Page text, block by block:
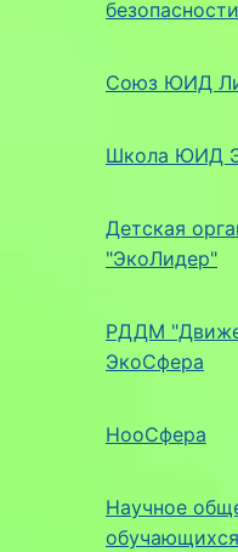
безопасности
Союз ЮИД
Школа ЮИД
Детская
"ЭкоЛидер"
РДДМ
ЭкоСфера
НооСфера
Научное